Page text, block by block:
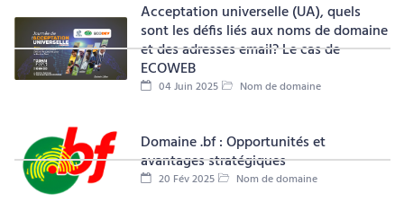
Acceptation universelle (UA), quels
sont les défis liés aux noms de domaine
et des adresses email? Le cas de
ECOWEB
04 Juin 2025 Nom de domaine
Domaine .bf : Opportunités et
avantages stratégiques
20 Fév 2025 Nom de domaine